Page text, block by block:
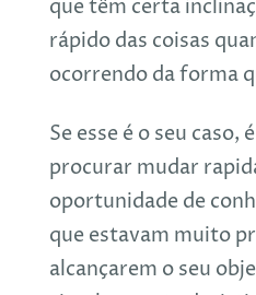
que têm certa
rápido das coisas
ocorrendo da forma
Se esse é o seu
procurar mudar
oportunidade de
que estavam muito
alcançarem o seu